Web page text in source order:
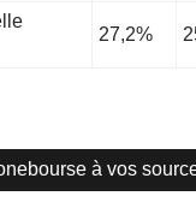
27,2%
à vos